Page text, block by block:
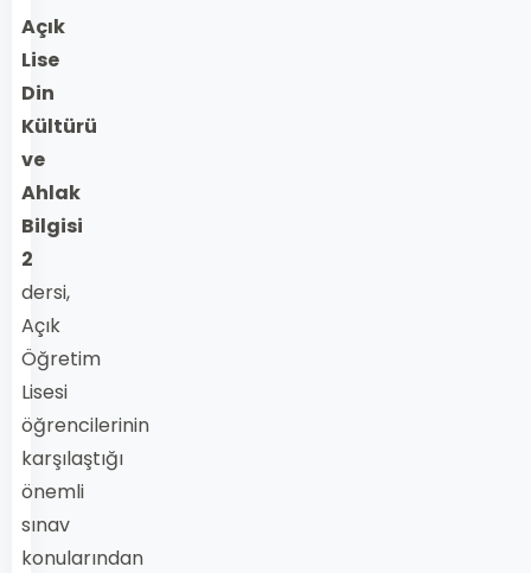
Açık
Lise
Din
Kültürü
ve
Ahlak
Bilgisi
2
dersi,
Açık
Öğretim
Lisesi
öğrencilerinin
karşılaştığı
önemli
sınav
konularından